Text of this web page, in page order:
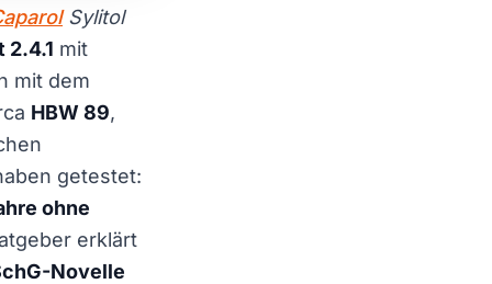
Sylitol
2.4.1 mit
mit dem
HBW 89,
getestet:
ohne
erklärt
Novelle